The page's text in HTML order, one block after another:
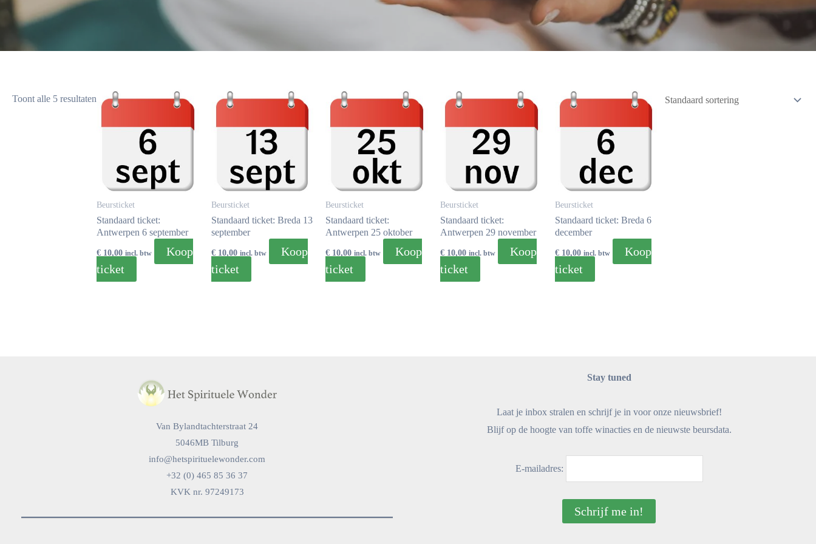
Toont alle 5 resultaten
Beursticket
Standaard ticket:
Antwerpen 6 september
€ 10,00 incl. btw
Koop
ticket
Beursticket
Standaard ticket: Breda 13
september
€10,00 incl. btw
Koop
ticket
Beursticket
Standaard ticket:
Antwerpen 25 oktober
€ 10,00 incl. btw
Koop
ticket
Beursticket
Standaard ticket:
Antwerpen 29 november
€10,00 incl. btw
Koop
ticket
Beursticket
Standaard ticket: Breda 6
december
€10,00 incl. btw
Koop
ticket
Van Bylandtachterstraat 24
5046MB Tilburg
info@hetspirituelewonder.com
+32 (0) 465 85 36 37
KVK nr. 97249173
Stay tuned
Laat je inbox stralen en schrijf je in voor onze nieuwsbrief!
Blijf op de hoogte van toffe winacties en de nieuwste beursdata.
E-mailadres: